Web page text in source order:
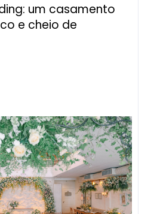
um casamento
e cheio de